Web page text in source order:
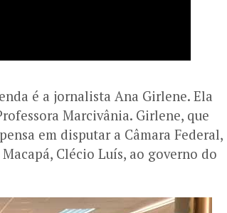
é a jornalista Ana Girlene. Ela
Marcivânia. Girlene, que
em disputar a Câmara Federal,
Clécio Luís, ao governo do